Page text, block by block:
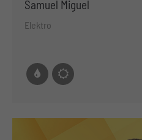
Samuel Miguel
Elektro